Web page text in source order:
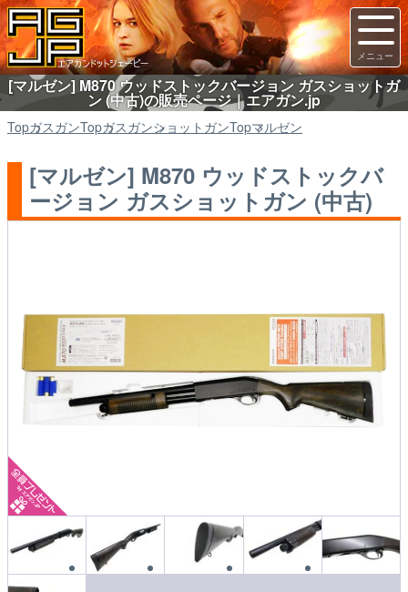
[マルゼン] M870 ウッドストックバージョン ガスショットガ
ン (中古)の販売ページ｜エアガン.jp
TopガスガンTopガスガンショットガンTopマルゼン
[マルゼン] M870 ウッドストックバ
ージョン ガスショットガン (中古)